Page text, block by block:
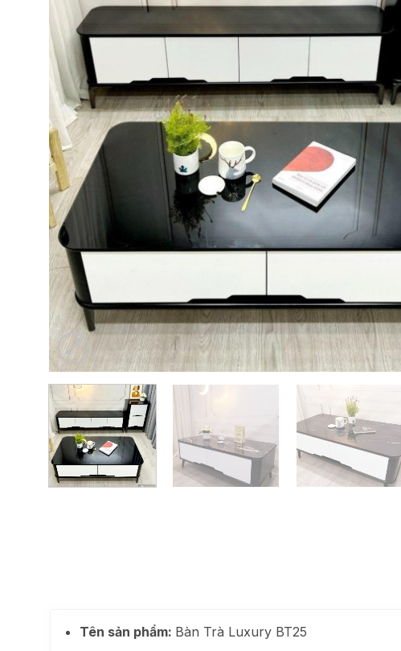
Tên sản phẩm: Bàn Trà Luxury BT25